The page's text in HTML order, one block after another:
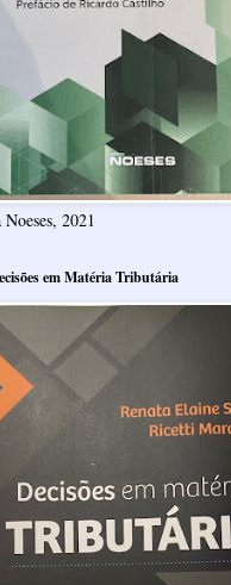
2021
em Matéria Tributária